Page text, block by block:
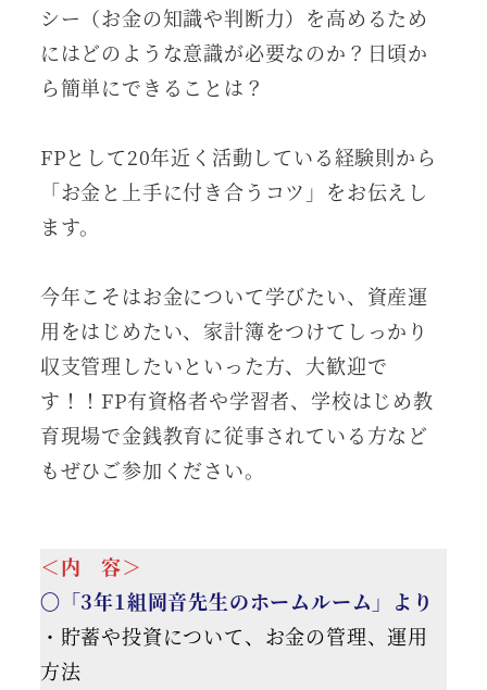
シー（お金の知識や判断力）を高めるため
にはどのような意識が必要なのか？日頃か
ら簡単にできることは？
FPとして20年近く活動している経験則から
「お金と上手に付き合うコツ」をお伝えし
ます。
今年こそはお金について学びたい、資産運
用をはじめたい、家計簿をつけてしっかり
収支管理したいといった方、大歓迎で
す！！FP有資格者や学習者、学校はじめ教
育現場で金銭教育に従事されている方など
もぜひご参加ください。
＜内 容＞
〇「3年1組岡音先生のホームルーム」より
・貯蓄や投資について、お金の管理、運用
方法